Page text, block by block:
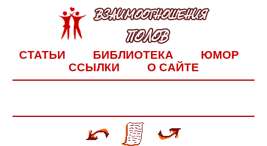
СТАТЬИ БИБЛИОТЕКА
ЮМОР
ССЫЛКИ
О САЙТЕ